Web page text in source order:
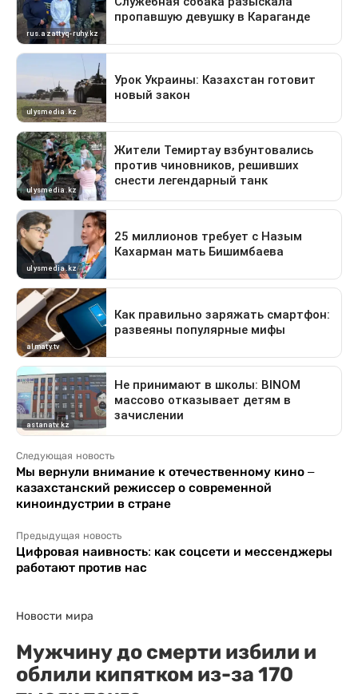
Следующая новость
Мы вернули внимание к отечественному кино –
казахстанский режиссер о современной
киноиндустрии в стране
Предыдущая новость
Цифровая наивность: как соцсети и мессенджеры
работают против нас
Новости мира
Мужчину до смерти избили и
облили кипятком из-за 170